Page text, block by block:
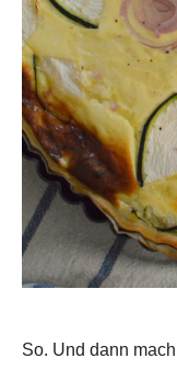
So. Und dann